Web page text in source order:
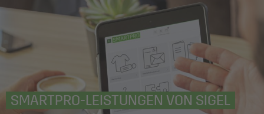
SMARTPRO-LEISTUNGEN VON SIGEL